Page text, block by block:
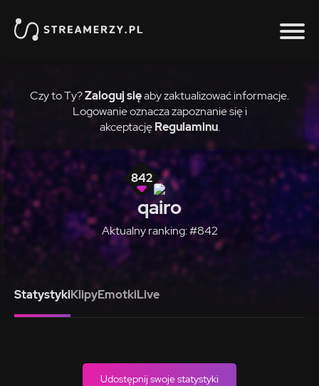
Czy to Ty?Zaloguj sięaby zaktualizować informacje.
Logowanie oznacza zapoznanie się i
akceptację Regulaminu.
842
qairo
Aktualny ranking: #842
StatystykiKlipyEmotkiLive
Udostępnij swoje statystyki